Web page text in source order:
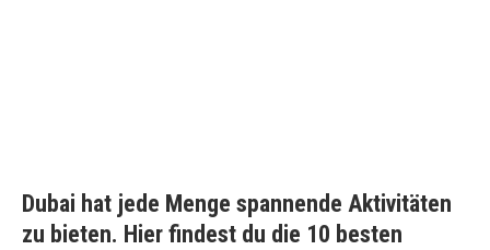
Dubai hat jede Menge spannende Aktivitäten
zu bieten. Hier findest du die 10 besten